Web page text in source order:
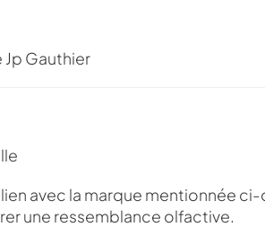
Jp Gauthier
avec la marque mentionnée
une ressemblance olfactive.